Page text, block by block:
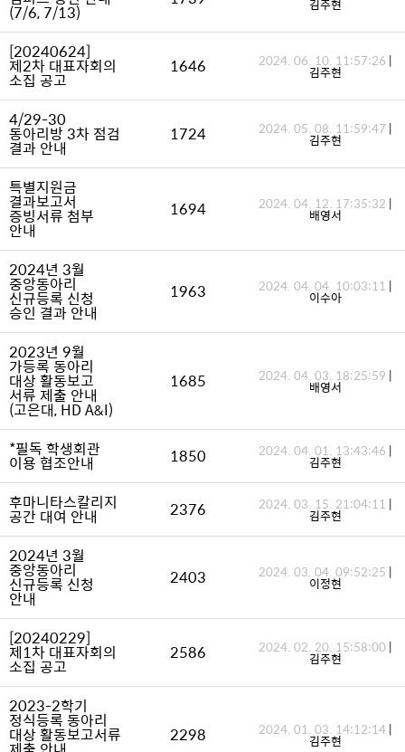
(7/6, 7/13) 김주현
[20240624]
제2차 대표자회의
소집 공고
1646 2024. 06. 10. 11:57:26 |
김주현
4/29-30
동아리방 3차 점검
결과 안내
1724 2024. 05. 08. 11:59:47 |
김주현
특별지원금
결과보고서
증빙서류 첨부
안내
1694 2024. 04. 12. 17:35:32 |
배영서
2024년 3월
중앙동아리
신규등록 신청
승인 결과 안내
1963 2024. 04. 04. 10:03:11 |
이수아
2023년 9월
가등록 동아리
대상 활동보고
서류 제출 안내
(고은대, HD A&I)
1685 2024. 04. 03. 18:25:59 |
배영서
*필독 학생회관
이용 협조안내 1850 2024. 04. 01. 13:43:46 |
김주현
후마니타스칼리지
공간 대여 안내 2376 2024. 03. 15. 21:04:11 |
김주현
2024년 3월
중앙동아리
신규등록 신청
안내
2403 2024. 03. 04. 09:52:25 |
이정현
[20240229]
제1차 대표자회의
소집 공고
2586 2024. 02. 20. 15:58:00|
김주현
2023-2학기
정식등록 동아리
대상 활동보고서류 2298 2024. 01. 03. 14:12:14|
김주현